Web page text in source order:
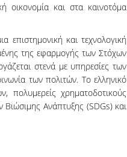
οικονομία και στα καινοτόμα
επιστημονική και τεχνολογική
της εφαρμογής των Στόχων
στενά με υπηρεσίες των
των πολιτών. Το ελληνικό
χρηματοδοτικούς
Βιώσιμης Ανάπτυξης (SDGs) και